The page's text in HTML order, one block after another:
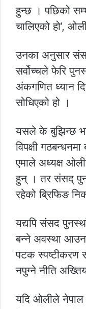
हुन्छ । पछिको
चालिएको हो’,
उनका अनुसार संसद
सर्वोच्चले फेरि
अंकगणित ध्यान
सोधिएको हो ।
यसले के बुझिन्छ
विपक्षी
एमाले अध्यक्ष
हुन् । तर संसद्
रहेको ब्रिफिङ
यद्यपि संसद
बन्ने अवस्था
पटक स्पष्टीकरण
नपुग्ने नीति
यदि ओलीले नेपाल